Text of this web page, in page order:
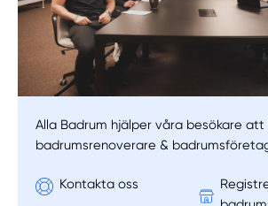
Alla Badrum hjälper våra besökare
badrumsrenoverare &
Kontakta oss